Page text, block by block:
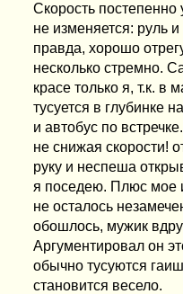
Скорость постепенно
не изменяется: руль
правда, хорошо
несколько стремно.
красе только я, т.к. в
тусуется в глубинке
и автобус по
не снижая скорости!
руку и неспеша
я поседею. Плюс мое
не осталось
обошлось, мужик
Аргументировал он
обычно тусуются
становится весело.